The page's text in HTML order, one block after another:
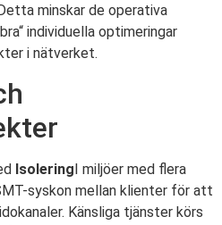
minskar de operativa
individuella optimeringar
i nätverket.
Isolering I miljöer med flera
syskon mellan klienter för att
Känsliga tjänster körs